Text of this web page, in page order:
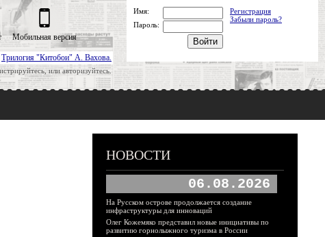
Трилогия "Китобои" А. Вахова.
или авторизуйтесь.
Мобильная версия
Имя:
Регистрация
Забыли пароль?
Пароль:
НОВОСТИ
06.08.2026
На Русском острове продолжается создание
инфраструктуры для инноваций
Олег Кожемяко представил новые инициативы по
развитию горнолыжного туризма в России